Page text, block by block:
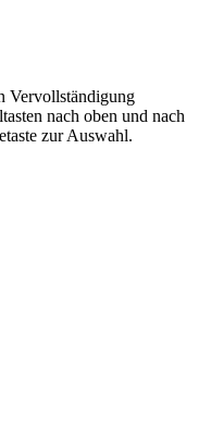
Vervollständigung
nach oben und nach
zur Auswahl.